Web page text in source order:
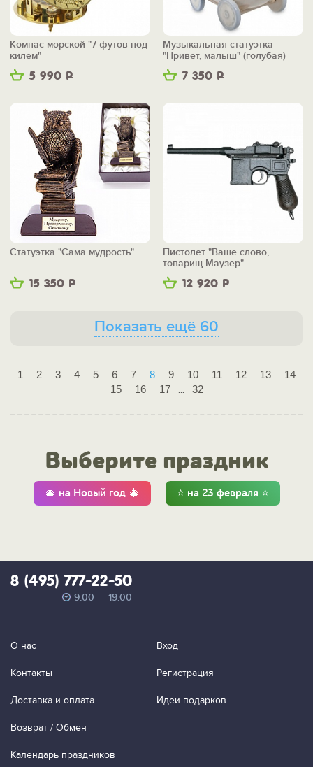
5 990 Р
Компас морской "7 футов под
килем"
7 350 Р
Музыкальная статуэтка
"Привет, малыш" (голубая)
15 350 Р
Статуэтка "Сама мудрость"
12 920 Р
Пистолет "Ваше слово,
товарищ Маузер"
Показать ещё 60
1 2 3 4 5 6 7 8 9 10 11 12 13
14
15
16 17 ... 32
Выберите праздник
🎄 на Новый год 🎄 ⭐ на 23 февраля ⭐
8 (495) 777-22-50
9:00 — 19:00
О нас
Контакты
Доставка и оплата
Возврат / Обмен
Календарь праздников
Вход
Регистрация
Идеи подарков